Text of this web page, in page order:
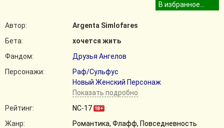
Автор:
Argenta Simlofares
Бета:
хочется жить
Фандом:
Друзья Ангелов
Персонажи:
Раф/Сульфус
Новый Женский Персонаж
Показать подробно
Рейтинг:
NC-17
Жанр:
Романтика, Флафф, Повседневность